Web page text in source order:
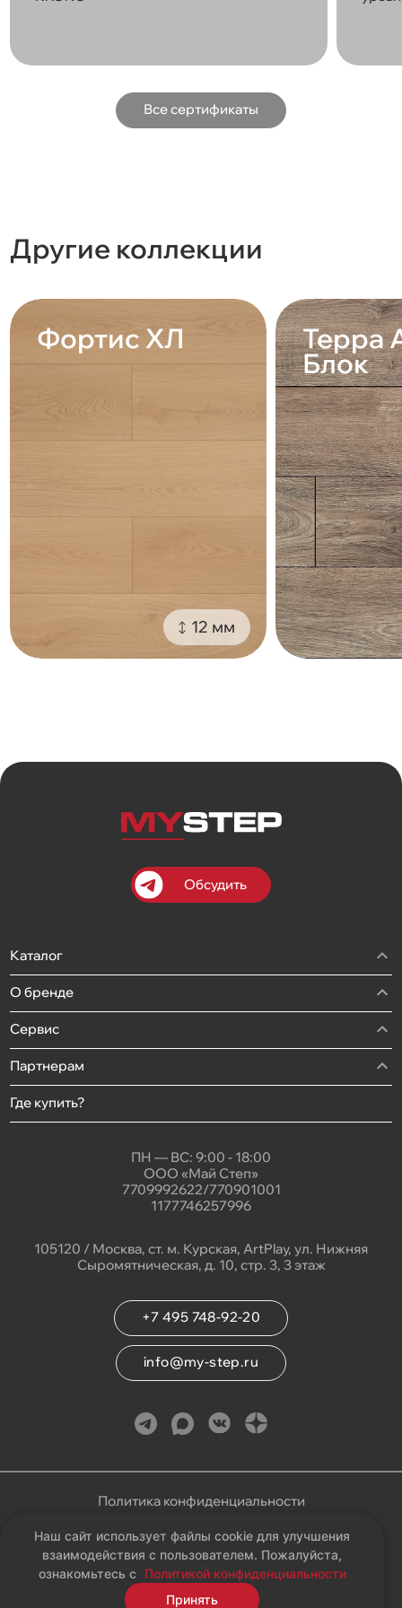
Все сертификаты
Другие коллекции
Фортис ХЛ
12 мм
Терра
Блок
Обсудить
Каталог
О бренде
Сервис
Партнерам
Где купить?
ПН — ВС: 9:00 - 18:00
ООО «Май Степ»
7709992622/770901001
1177746257996
105120 / Москва, ст. м. Курская, ArtPlay, ул. Нижняя
Сыромятническая, д. 10, стр. 3, 3 этаж
+7 495 748-92-20
info@my-step.ru
Политика конфиденциальности
Соглашение на обработку персональных данных
Карта сайта
Наш сайт использует файлы cookie для улучшения
взаимодействия с пользователем. Пожалуйста,
ознакомьтесь с
Политикой конфиденциальности
Принять